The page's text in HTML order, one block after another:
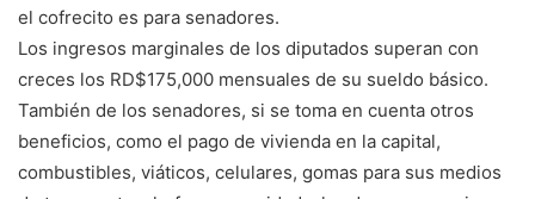
el cofrecito es pa­ra senadores.
Los ingresos margi­nales de los diputados superan con
creces los RD$175,000 mensuales de su sueldo básico.
Tam­bién de los senadores, si se toma en cuenta otros
beneficios, como el pa­go de vivienda en la ca­pital,
combustibles, viáti­cos, celulares, gomas para sus medios